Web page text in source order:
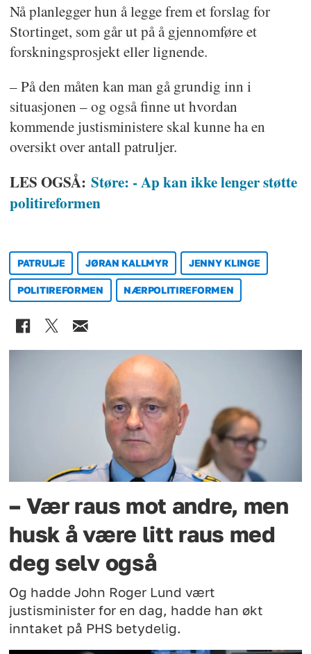
Nå planlegger hun å legge frem et forslag for
Stortinget, som går ut på å gjennomføre et
forskningsprosjekt eller lignende.
– På den måten kan man gå grundig inn i
situasjonen – og også finne ut hvordan
kommende justisministere skal kunne ha en
oversikt over antall patruljer.
LES OGSÅ: Støre: - Ap kan ikke lenger støtte
politireformen
PATRULJE JØRAN KALLMYR JENNY KLINGE
POLITIREFORMEN NÆRPOLITIREFORMEN
– Vær raus mot andre, men
husk å være litt raus med
deg selv også
Og hadde John Roger Lund vært
justisminister for en dag, hadde han økt
inntaket på PHS betydelig.